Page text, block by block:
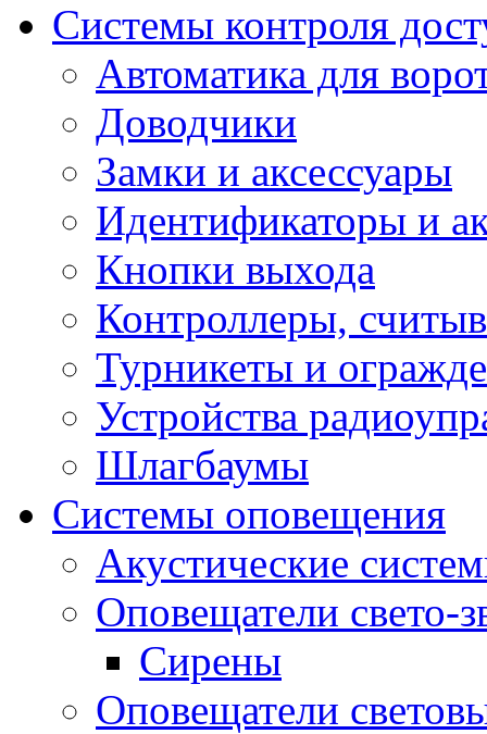
Системы контроля
Автоматика для
Доводчики
Замки и аксессуары
Идентификаторы и
Кнопки выхода
Контроллеры,
Турникеты и
Устройства
Шлагбаумы
Системы оповещения
Акустические
Оповещатели свето-
Сирены
Оповещатели